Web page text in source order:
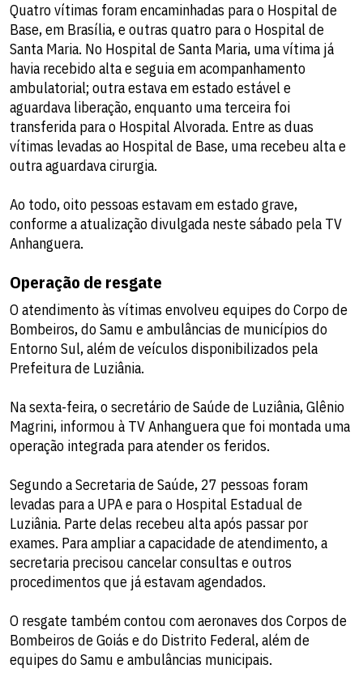
Quatro vítimas foram encaminhadas para o Hospital de
Base, em Brasília, e outras quatro para o Hospital de
Santa Maria. No Hospital de Santa Maria, uma vítima já
havia recebido alta e seguia em acompanhamento
ambulatorial; outra estava em estado estável e
aguardava liberação, enquanto uma terceira foi
transferida para o Hospital Alvorada. Entre as duas
vítimas levadas ao Hospital de Base, uma recebeu alta e
outra aguardava cirurgia.
Ao todo, oito pessoas estavam em estado grave,
conforme a atualização divulgada neste sábado pela TV
Anhanguera.
Operação de resgate
O atendimento às vítimas envolveu equipes do Corpo de
Bombeiros, do Samu e ambulâncias de municípios do
Entorno Sul, além de veículos disponibilizados pela
Prefeitura de Luziânia.
Na sexta-feira, o secretário de Saúde de Luziânia, Glênio
Magrini, informou à TV Anhanguera que foi montada uma
operação integrada para atender os feridos.
Segundo a Secretaria de Saúde, 27 pessoas foram
levadas para a UPA e para o Hospital Estadual de
Luziânia. Parte delas recebeu alta após passar por
exames. Para ampliar a capacidade de atendimento, a
secretaria precisou cancelar consultas e outros
procedimentos que já estavam agendados.
O resgate também contou com aeronaves dos Corpos de
Bombeiros de Goiás e do Distrito Federal, além de
equipes do Samu e ambulâncias municipais.